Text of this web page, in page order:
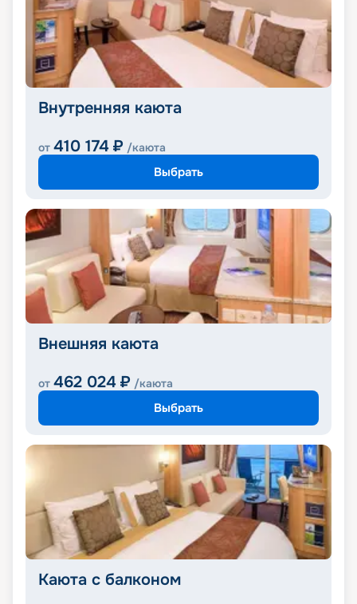
Внутренняя каюта
от 410 174 ₽ /каюта
Выбрать
Внешняя каюта
от 462 024 ₽ /каюта
Выбрать
Каюта с балконом